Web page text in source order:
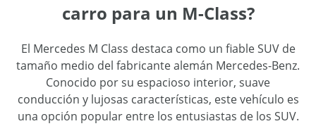
carro para un M-Class?
El Mercedes M Class destaca como un fiable SUV de
tamaño medio del fabricante alemán Mercedes-Benz.
Conocido por su espacioso interior, suave
conducción y lujosas características, este vehículo es
una opción popular entre los entusiastas de los SUV.